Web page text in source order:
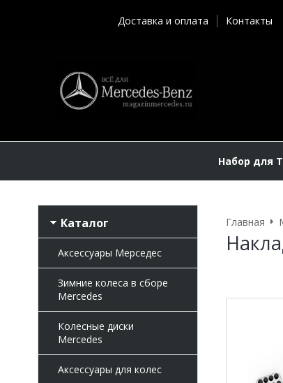
Доставка и оплата Контакты
Набор для
Каталог
Аксессуары Мерседес
Зимние колеса в сборе
Mercedes
Колесные диски
Mercedes
Аксессуары для колес
Главная